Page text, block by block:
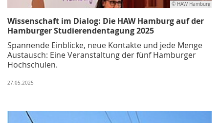
© HAW Hamburg
Wissenschaft im Dialog: Die HAW Hamburg auf der
Hamburger Studierendentagung 2025
Spannende Einblicke, neue Kontakte und jede Menge
Austausch: Eine Veranstaltung der fünf Hamburger
Hochschulen.
27.05.2025